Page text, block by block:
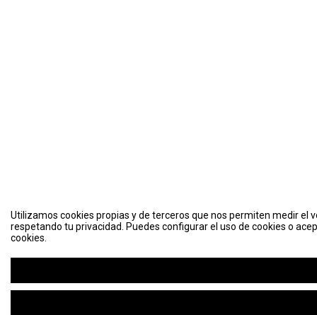
Utilizamos cookies propias y de terceros que nos permiten medir el
respetando tu privacidad. Puedes configurar el uso de cookies o
cookies.